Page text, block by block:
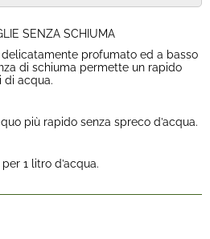
SENZA SCHIUMA
profumato ed a basso
di schiuma permette un rapido
di acqua.
più rapido senza spreco d’acqua.
1 litro d’acqua.